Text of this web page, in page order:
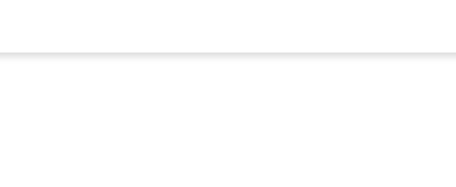
mechanizmy obronne, które w późniejszym życiu mogą przyczyniać się do